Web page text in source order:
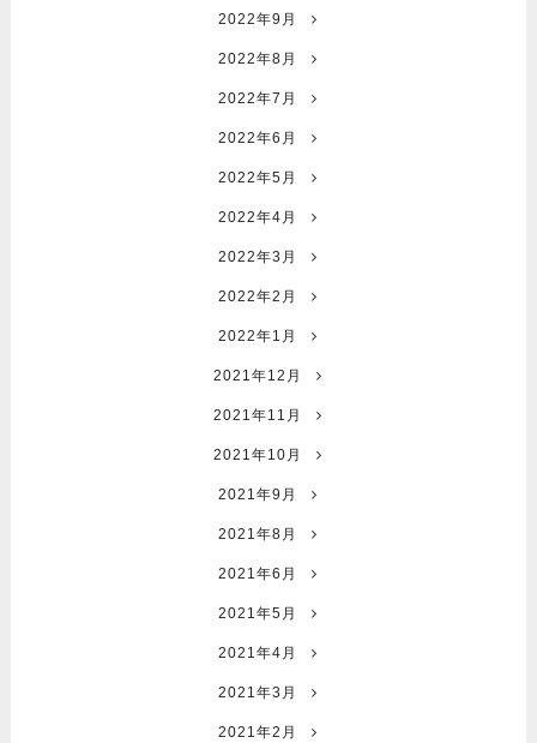
2022年9月
2022年8月
2022年7月
2022年6月
2022年5月
2022年4月
2022年3月
2022年2月
2022年1月
2021年12月
2021年11月
2021年10月
2021年9月
2021年8月
2021年6月
2021年5月
2021年4月
2021年3月
2021年2月